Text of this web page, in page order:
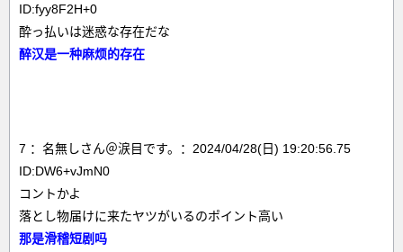
ID:fyy8F2H+0
酔っ払いは迷惑な存在だな
醉汉是一种麻烦的存在
7 ：名無しさん＠涙目です。：2024/04/28(日) 19:20:56.75
ID:DW6+vJmN0
コントかよ
落とし物届けに来たヤツがいるのポイント高い
那是滑稽短剧吗